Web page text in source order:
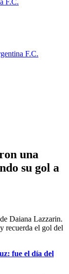
una
su gol a
Daiana Lazzarin.
recuerda el gol del
fue el día del